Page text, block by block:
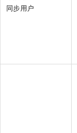
同步用户